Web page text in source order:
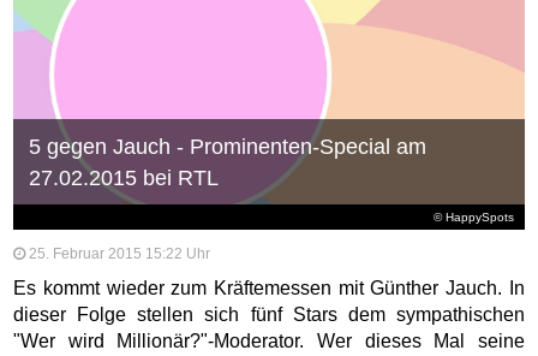
© HappySpots
5 gegen Jauch - Prominenten-Special am
27.02.2015 bei RTL
25. Februar 2015 15:22 Uhr
Es kommt wieder zum Kräftemessen mit Günther Jauch. In
dieser Folge stellen sich fünf Stars dem sympathischen
"Wer wird Millionär?"-Moderator. Wer dieses Mal seine